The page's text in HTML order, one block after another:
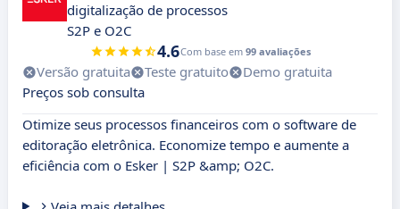
digitalização de processos
S2P e O2C
4.6Com base em 99 avaliações
Versão gratuita Teste gratuito
Demo gratuita
Preços sob consulta
Otimize seus processos financeiros com o software de
editoração eletrônica. Economize tempo e aumente a
eficiência com o Esker | S2P &amp; O2C.